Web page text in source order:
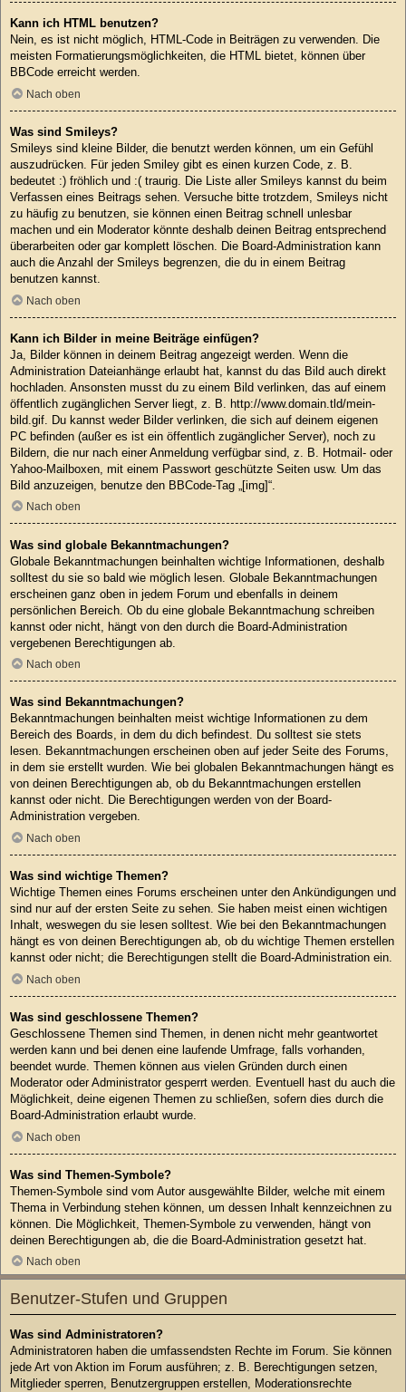
Kann ich HTML benutzen?
Nein, es ist nicht möglich, HTML-Code in Beiträgen zu verwenden. Die
meisten Formatierungsmöglichkeiten, die HTML bietet, können über
BBCode erreicht werden.
Nach oben
Was sind Smileys?
Smileys sind kleine Bilder, die benutzt werden können, um ein Gefühl
auszudrücken. Für jeden Smiley gibt es einen kurzen Code, z. B.
bedeutet :) fröhlich und :( traurig. Die Liste aller Smileys kannst du beim
Verfassen eines Beitrags sehen. Versuche bitte trotzdem, Smileys nicht
zu häufig zu benutzen, sie können einen Beitrag schnell unlesbar
machen und ein Moderator könnte deshalb deinen Beitrag entsprechend
überarbeiten oder gar komplett löschen. Die Board-Administration kann
auch die Anzahl der Smileys begrenzen, die du in einem Beitrag
benutzen kannst.
Nach oben
Kann ich Bilder in meine Beiträge einfügen?
Ja, Bilder können in deinem Beitrag angezeigt werden. Wenn die
Administration Dateianhänge erlaubt hat, kannst du das Bild auch direkt
hochladen. Ansonsten musst du zu einem Bild verlinken, das auf einem
öffentlich zugänglichen Server liegt, z. B. http://www.domain.tld/mein-
bild.gif. Du kannst weder Bilder verlinken, die sich auf deinem eigenen
PC befinden (außer es ist ein öffentlich zugänglicher Server), noch zu
Bildern, die nur nach einer Anmeldung verfügbar sind, z. B. Hotmail- oder
Yahoo-Mailboxen, mit einem Passwort geschützte Seiten usw. Um das
Bild anzuzeigen, benutze den BBCode-Tag „[img]“.
Nach oben
Was sind globale Bekanntmachungen?
Globale Bekanntmachungen beinhalten wichtige Informationen, deshalb
solltest du sie so bald wie möglich lesen. Globale Bekanntmachungen
erscheinen ganz oben in jedem Forum und ebenfalls in deinem
persönlichen Bereich. Ob du eine globale Bekanntmachung schreiben
kannst oder nicht, hängt von den durch die Board-Administration
vergebenen Berechtigungen ab.
Nach oben
Was sind Bekanntmachungen?
Bekanntmachungen beinhalten meist wichtige Informationen zu dem
Bereich des Boards, in dem du dich befindest. Du solltest sie stets
lesen. Bekanntmachungen erscheinen oben auf jeder Seite des Forums,
in dem sie erstellt wurden. Wie bei globalen Bekanntmachungen hängt es
von deinen Berechtigungen ab, ob du Bekanntmachungen erstellen
kannst oder nicht. Die Berechtigungen werden von der Board-
Administration vergeben.
Nach oben
Was sind wichtige Themen?
Wichtige Themen eines Forums erscheinen unter den Ankündigungen und
sind nur auf der ersten Seite zu sehen. Sie haben meist einen wichtigen
Inhalt, weswegen du sie lesen solltest. Wie bei den Bekanntmachungen
hängt es von deinen Berechtigungen ab, ob du wichtige Themen erstellen
kannst oder nicht; die Berechtigungen stellt die Board-Administration ein.
Nach oben
Was sind geschlossene Themen?
Geschlossene Themen sind Themen, in denen nicht mehr geantwortet
werden kann und bei denen eine laufende Umfrage, falls vorhanden,
beendet wurde. Themen können aus vielen Gründen durch einen
Moderator oder Administrator gesperrt werden. Eventuell hast du auch die
Möglichkeit, deine eigenen Themen zu schließen, sofern dies durch die
Board-Administration erlaubt wurde.
Nach oben
Was sind Themen-Symbole?
Themen-Symbole sind vom Autor ausgewählte Bilder, welche mit einem
Thema in Verbindung stehen können, um dessen Inhalt kennzeichnen zu
können. Die Möglichkeit, Themen-Symbole zu verwenden, hängt von
deinen Berechtigungen ab, die die Board-Administration gesetzt hat.
Nach oben
Benutzer-Stufen und Gruppen
Was sind Administratoren?
Administratoren haben die umfassendsten Rechte im Forum. Sie können
jede Art von Aktion im Forum ausführen; z. B. Berechtigungen setzen,
Mitglieder sperren, Benutzergruppen erstellen, Moderationsrechte